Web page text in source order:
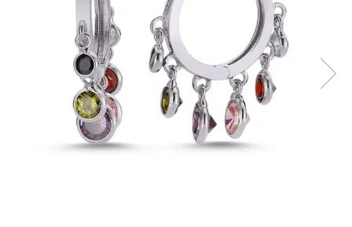
semipretioase
Bijuterii argint placat cu aur
Bijuterii argint cu diverse
Bijuterii argint cu murano
Bijuterii de Lux
Bijuterii gotice si rock
Bijuterii Handmade
Bijuterii fantezie
Casete si cutii de bijuterii
Bijuterii tungsten